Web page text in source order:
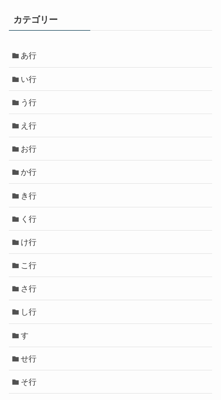
カテゴリー
あ行
い行
う行
え行
お行
か行
き行
く行
け行
こ行
さ行
し行
す
せ行
そ行